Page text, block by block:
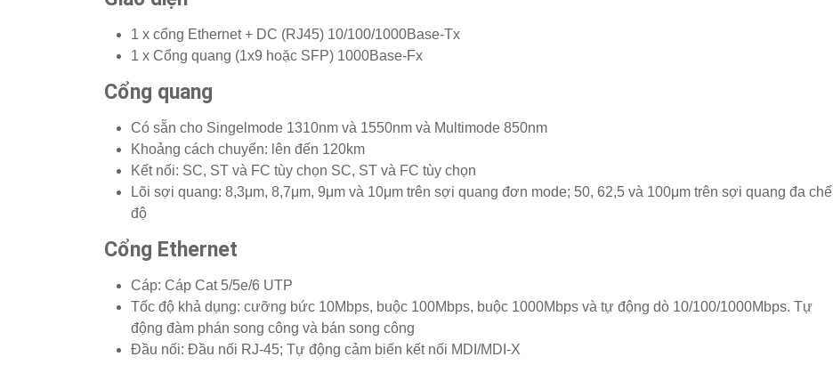
1 x cổng Ethernet + DC (RJ45) 10/100/1000Base-Tx
1 x Cổng quang (1x9 hoặc SFP) 1000Base-Fx
Cổng quang
Có sẵn cho Singelmode 1310nm và 1550nm và Multimode 850nm
Khoảng cách chuyển: lên đến 120km
Kết nối: SC, ST và FC tùy chọn SC, ST và FC tùy chọn
Lõi sợi quang: 8,3μm, 8,7μm, 9μm và 10μm trên sợi quang đơn mode; 50, 62,5 và 100μm trên sợi quang đa chế
độ
Cổng Ethernet
Cáp: Cáp Cat 5/5e/6 UTP
Tốc độ khả dụng: cưỡng bức 10Mbps, buộc 100Mbps, buộc 1000Mbps và tự động dò 10/100/1000Mbps. Tự
động đàm phán song công và bán song công
Đầu nối: Đầu nối RJ-45; Tự động cảm biến kết nối MDI/MDI-X